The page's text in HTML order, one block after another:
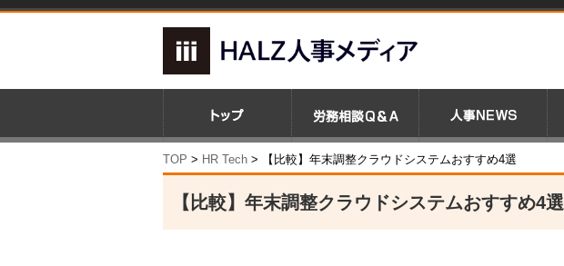
TOP > HR Tech > 【比較】年末調整クラウドシステムおすすめ4選
【比較】年末調整クラウドシステムおすすめ4選